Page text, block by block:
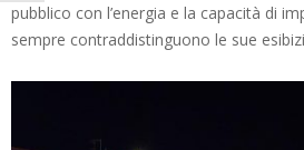
pubblico con l’energia e la capacità di
sempre contraddistinguono le sue